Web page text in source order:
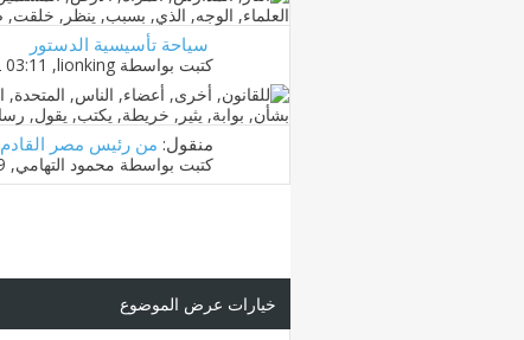
سياحة تأسيسية الدستور
كتبت بواسطة lionking
‏, 03-09-2012 03:11 PM
منقول: من رئيس مصر القادم
كتبت بواسطة محمود التهامي‏, 02-07-2011 03:39 PM
خيارات عرض الموضوع